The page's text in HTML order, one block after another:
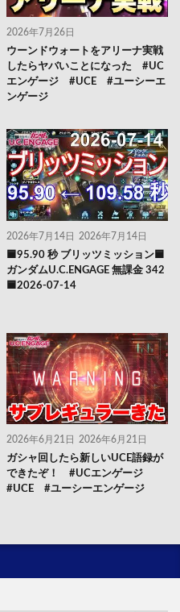
2026年7月26日
ウーンドウォートをアリーナ実戦
したらヤバいことになった #UC
エンゲージ #UCE #ユーシーエ
ンゲージ
2026年7月14日 2026年7月14日
🟦95.90 秒 ブリッツミッション🟦
ガンダムU.C.ENGAGE 無課金 342
🟦2026-07-14
2026年6月21日 2026年6月21日
ガシャ回したら新しいUCE語録が
できたぞ！ #UCエンゲージ
#UCE #ユーシーエンゲージ